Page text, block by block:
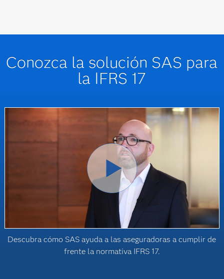
Conozca la solución SAS para
la IFRS 17
Descubra cómo SAS ayuda a las aseguradoras a cumplir de
frente la normativa IFRS 17.